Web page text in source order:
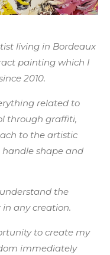
living in Bordeaux
painting which I
2010.
related to
through graffiti,
to the artistic
shape and
the
any creation.
to create my
immediately